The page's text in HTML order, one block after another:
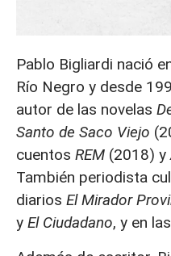
Pablo Bigliardi nació
Río Negro y desde
autor de las novelas
Santo de Saco Viejo
cuentos REM (2018) y
También periodista
diarios El Mirador
y El Ciudadano, y en